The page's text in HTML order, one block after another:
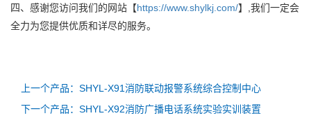
四、感谢您访问我们的网站【https://www.shylkj.com/】,我们一定会
全力为您提供优质和详尽的服务。
上一个产品：SHYL-X91消防联动报警系统综合控制中心
下一个产品：SHYL-X92消防广播电话系统实验实训装置